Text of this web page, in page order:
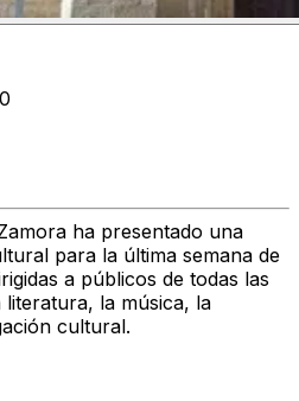
ha presentado una
para la última semana de
a públicos de todas las
literatura, la música, la
cultural.